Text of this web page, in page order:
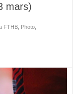
mars)
FTHB Photo